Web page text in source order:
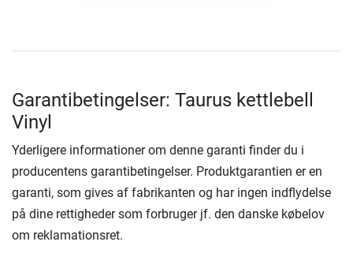
Garantibetingelser: Taurus kettlebell
Vinyl
Yderligere informationer om denne garanti finder du i
producentens garantibetingelser. Produktgarantien er en
garanti, som gives af fabrikanten og har ingen indflydelse
på dine rettigheder som forbruger jf. den danske købelov
om reklamationsret.